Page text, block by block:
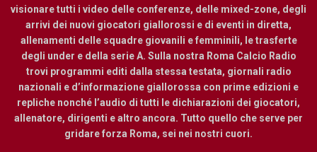
visionare tutti i video delle conferenze, delle mixed-zone, degli
arrivi dei nuovi giocatori giallorossi e di eventi in diretta,
allenamenti delle squadre giovanili e femminili, le trasferte
degli under e della serie A. Sulla nostra Roma Calcio Radio
trovi programmi editi dalla stessa testata, giornali radio
nazionali e d’informazione giallorossa con prime edizioni e
repliche nonché l’audio di tutti le dichiarazioni dei giocatori,
allenatore, dirigenti e altro ancora. Tutto quello che serve per
gridare forza Roma, sei nei nostri cuori.